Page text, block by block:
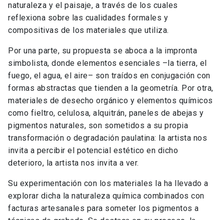
naturaleza y el paisaje, a través de los cuales
reflexiona sobre las cualidades formales y
compositivas de los materiales que utiliza.
Por una parte, su propuesta se aboca a la impronta
simbolista, donde elementos esenciales –la tierra, el
fuego, el agua, el aire– son traídos en conjugación con
formas abstractas que tienden a la geometría. Por otra,
materiales de desecho orgánico y elementos químicos
como fieltro, celulosa, alquitrán, paneles de abejas y
pigmentos naturales, son sometidos a su propia
transformación o degradación paulatina: la artista nos
invita a percibir el potencial estético en dicho
deterioro, la artista nos invita a ver.
Su experimentación con los materiales la ha llevado a
explorar dicha la naturaleza química combinados con
facturas artesanales para someter los pigmentos a